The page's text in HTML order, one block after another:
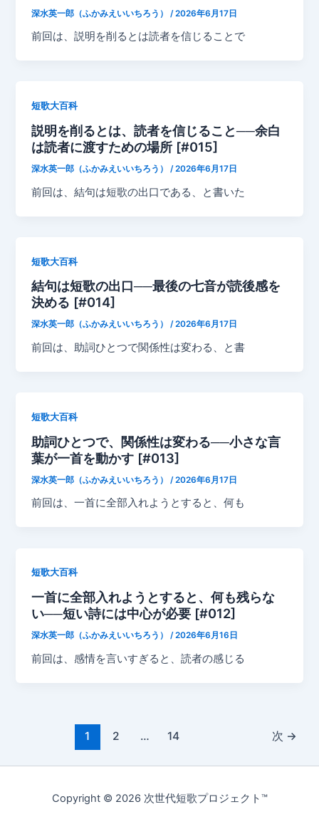
深水英一郎（ふかみえいいちろう） /2026年6月17日
前回は、説明を削るとは読者を信じることで
短歌大百科
説明を削るとは、読者を信じること──余白
は読者に渡すための場所 [#015]
深水英一郎（ふかみえいいちろう）/2026年6月17日
前回は、結句は短歌の出口である、と書いた
短歌大百科
結句は短歌の出口──最後の七音が読後感を
決める [#014]
深水英一郎（ふかみえいいちろう）/2026年6月17日
前回は、助詞ひとつで関係性は変わる、と書
短歌大百科
助詞ひとつで、関係性は変わる──小さな言
葉が一首を動かす [#013]
深水英一郎（ふかみえいいちろう） /2026年6月17日
前回は、一首に全部入れようとすると、何も
短歌大百科
一首に全部入れようとすると、何も残らな
い──短い詩には中心が必要 [#012]
深水英一郎（ふかみえいいちろう）/2026年6月16日
前回は、感情を言いすぎると、読者の感じる
1 2 … 14 次 →
Copyright © 2026 次世代短歌プロジェクト™